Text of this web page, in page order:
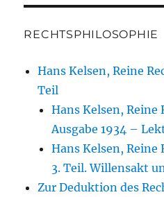
RECHTSPHILOSOPHIE
Hans Kelsen, Reine
Teil
Hans Kelsen, Reine
Ausgabe 1934 –
Hans Kelsen,
3. Teil. Willensakt
Zur Deduktion des